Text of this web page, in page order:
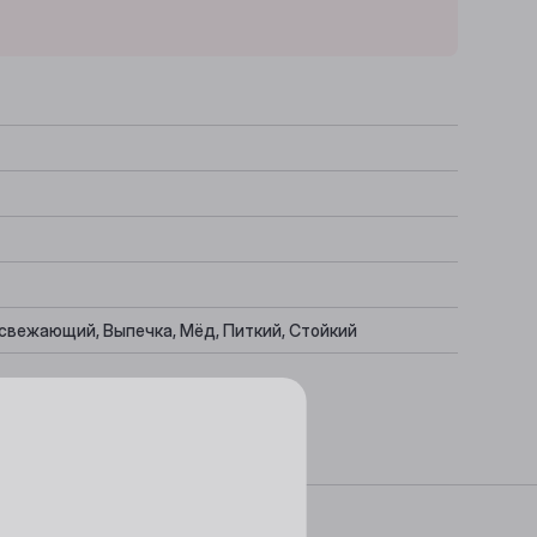
Выпечка, Мёд, Питкий, Стойкий
салаты, Ризотто, Панеттоне